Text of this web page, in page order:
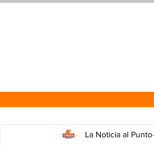
La Noticia al Punto